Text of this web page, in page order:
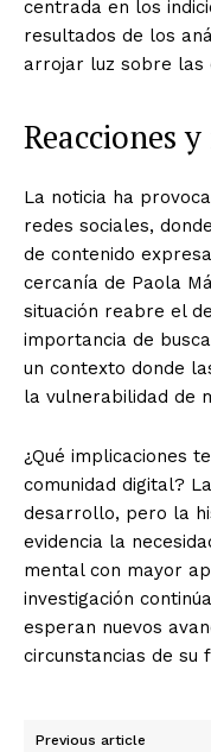
centrada en los
resultados de los
arrojar luz sobre las
Reacciones
La noticia ha
redes sociales,
de contenido
cercanía de Paola
situación reabre el
importancia de
un contexto donde
la vulnerabilidad de
¿Qué implicaciones
comunidad digital?
desarrollo, pero la
evidencia la
mental con mayor
investigación
esperan nuevos
circunstancias de su
Previous article